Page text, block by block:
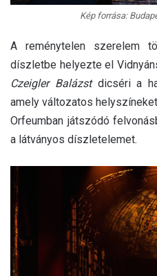
Kép forrása:
A reménytelen szerelem
díszletbe helyezte el
Czeigler Balázstdicséri a
amely változatos
Orfeumban játszódó
a látványos díszletelemet.